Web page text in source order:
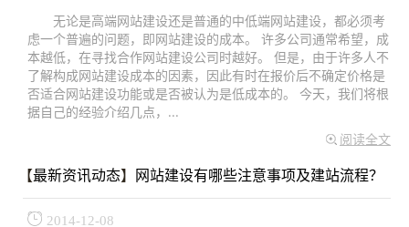
无论是高端网站建设还是普通的中低端网站建设，都必须考
虑一个普遍的问题，即网站建设的成本。 许多公司通常希望，成
本越低，在寻找合作网站建设公司时越好。 但是，由于许多人不
了解构成网站建设成本的因素，因此有时在报价后不确定价格是
否适合网站建设功能或是否被认为是低成本的。 今天，我们将根
据自己的经验介绍几点，...
阅读全文
【最新资讯动态】 网站建设有哪些注意事项及建站流程？
2014-12-08